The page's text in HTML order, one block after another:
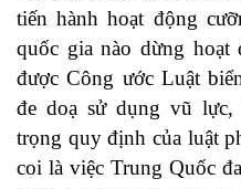
tiến hành hoạt động
quốc gia nào dừng
được Công ước Luật
đe doạ sử dụng vũ
trọng quy định của luật
coi là việc Trung Quốc